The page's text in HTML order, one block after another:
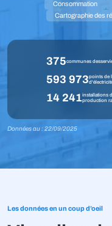
Consommation
Cartographie des
375communes
593 973points de
14 241installations
production
Données au : 22/09/2025
Les données en un coup d’oeil